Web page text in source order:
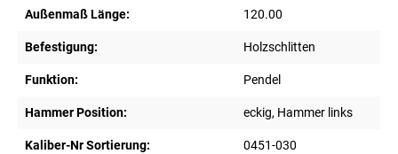
Außenmaß Länge: 120.00
Befestigung: Holzschlitten
Funktion: Pendel
Hammer Position: eckig, Hammer links
Kaliber-Nr Sortierung: 0451-030